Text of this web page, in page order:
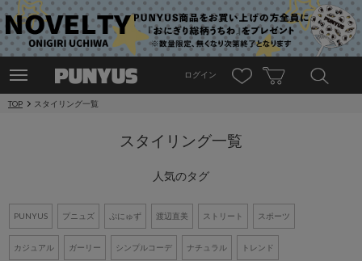
ログイン
TOP スタイリング一覧
スタイリング一覧
人気のタグ
PUNYUS プニュズ ぷにゅず 渡辺直美 ストリート スポーツ
カジュアル ガーリー シンプルコーデ ナチュラル トレンド